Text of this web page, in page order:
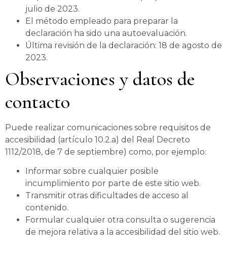
julio de 2023.
El método empleado para preparar la
declaración ha sido una autoevaluación.
Última revisión de la declaración: 18 de agosto de
2023.
Observaciones y datos de
contacto
Puede realizar comunicaciones sobre requisitos de
accesibilidad (artículo 10.2.a) del Real Decreto
1112/2018, de 7 de septiembre) como, por ejemplo:
Informar sobre cualquier posible
incumplimiento por parte de este sitio web.
Transmitir otras dificultades de acceso al
contenido.
Formular cualquier otra consulta o sugerencia
de mejora relativa a la accesibilidad del sitio web.